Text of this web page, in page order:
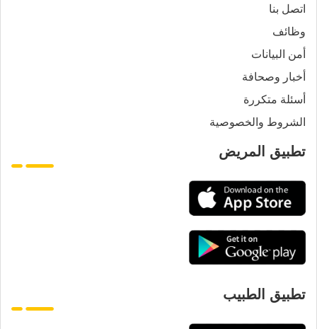
اتصل بنا
وظائف
أمن البيانات
أخبار وصحافة
أسئلة متكررة
الشروط والخصوصية
تطبيق المريض
تطبيق الطبيب